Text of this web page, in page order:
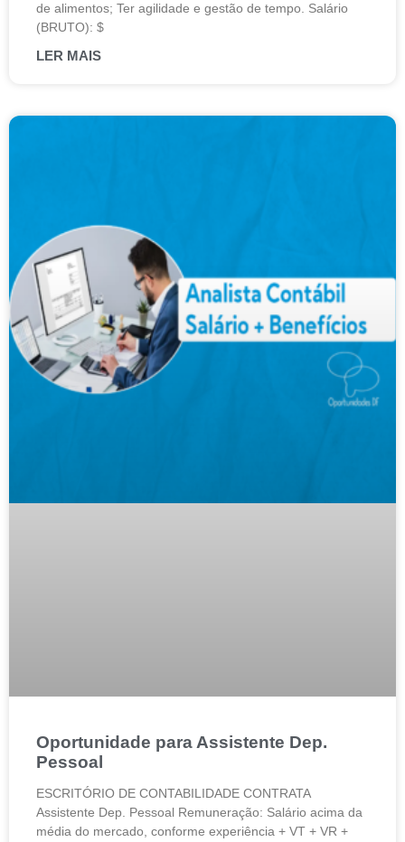
de alimentos; Ter agilidade e gestão de tempo. Salário
(BRUTO): $
LER MAIS
Oportunidade para Assistente Dep.
Pessoal
ESCRITÓRIO DE CONTABILIDADE CONTRATA
Assistente Dep. Pessoal Remuneração: Salário acima da
média do mercado, conforme experiência + VT + VR +